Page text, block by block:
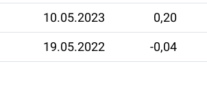
10.05.2023 0,20
19.05.2022 -0,04